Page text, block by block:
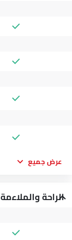
عرض جميع
الراحة والملاءمة